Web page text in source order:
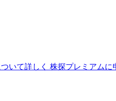
いて詳しく 株探プレミアムに